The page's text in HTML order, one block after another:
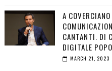
A
CANTANTI. DI
DIGITALE
MARCH 21, 2023